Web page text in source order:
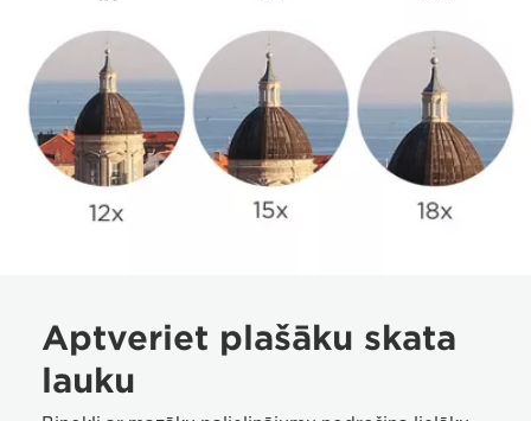
Aptveriet plašāku skata
lauku